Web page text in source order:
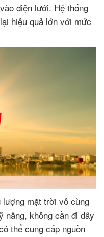
điện lưới. Hệ thống
hiệu quả lớn với mức
lượng mặt trời vô cùng
năng, không cần đi dây
thể cung cấp nguồn